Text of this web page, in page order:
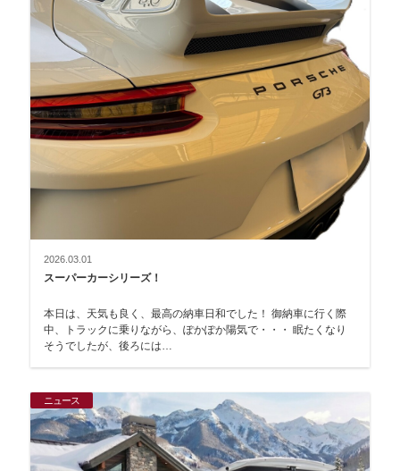
2026.03.01
スーパーカーシリーズ！
本日は、天気も良く、最高の納車日和でした！ 御納車に行く際
中、トラックに乗りながら、ぽかぽか陽気で・・・ 眠たくなり
そうでしたが、後ろには…
ニュース